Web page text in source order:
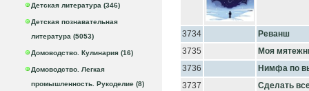
Детская литература (346)
Детская познавательная
литература (5053)
Домоводство. Кулинария (16)
Домоводство. Легкая
промышленность. Рукоделие (8)
3734
Реванш
3735
Моя
3736
Нимфа по
3737
Сделать